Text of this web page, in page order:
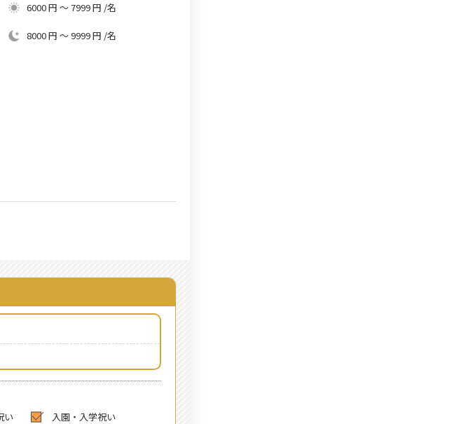
6000 円 ～ 7999 円 /名
8000 円 ～ 9999 円 /名
い
入園・入学祝い